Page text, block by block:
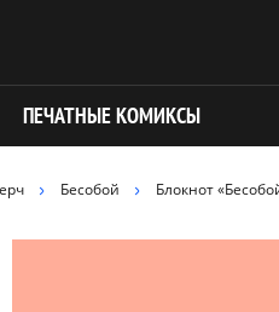
ПЕЧАТНЫЕ КОМИКСЫ
Бесобой Блокнот